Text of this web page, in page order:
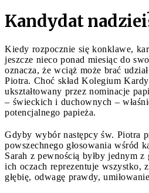
Kandydat
Kiedy rozpocznie się konklawe,
jeszcze nieco ponad miesiąc do
oznacza, że wciąż może brać
Piotra. Choć skład Kolegium
ukształtowany przez nominacje
– świeckich i duchownych –
potencjalnego papieża.
Gdyby wybór następcy św. Piotra
powszechnego głosowania wśród
Sarah z pewnością byłby jednym
ich oczach reprezentuje wszystko,
głębię, odwagę prawdy,